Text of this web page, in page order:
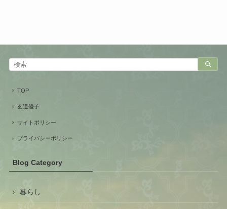
TOP
玄道優子
サイトポリシー
プライバシーポリシー
Blog Category
暮らし